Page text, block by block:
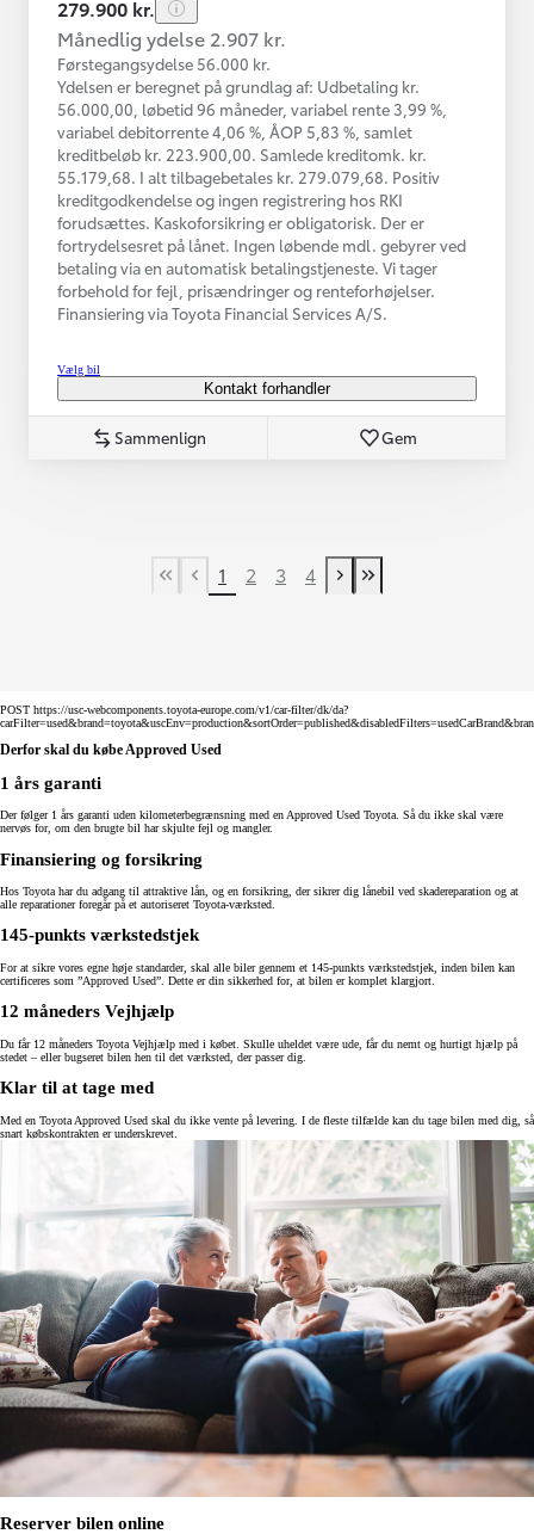
279.900 kr.
Månedlig ydelse 2.907 kr.
Førstegangsydelse 56.000 kr.
Ydelsen er beregnet på grundlag af: Udbetaling kr.
56.000,00, løbetid 96 måneder, variabel rente 3,99 %,
variabel debitorrente 4,06 %, ÅOP 5,83 %, samlet
kreditbeløb kr. 223.900,00. Samlede kreditomk. kr.
55.179,68. I alt tilbagebetales kr. 279.079,68. Positiv
kreditgodkendelse og ingen registrering hos RKI
forudsættes. Kaskoforsikring er obligatorisk. Der er
fortrydelsesret på lånet. Ingen løbende mdl. gebyrer ved
betaling via en automatisk betalingstjeneste. Vi tager
forbehold for fejl, prisændringer og renteforhøjelser.
Finansiering via Toyota Financial Services A/S.
Vælg bil
Kontakt forhandler
Sammenlign Gem
First Page
Tidligere side
1 2 3 4
Næste side
Last Page
POST https://usc-webcomponents.toyota-europe.com/v1/car-filter/dk/da?
Derfor skal du købe Approved Used
1 års garanti
Der følger 1 års garanti uden kilometerbegrænsning med en Approved Used Toyota. Så du ikke skal være
nervøs for, om den brugte bil har skjulte fejl og mangler.
Finansiering og forsikring
Hos Toyota har du adgang til attraktive lån, og en forsikring, der sikrer dig lånebil ved skadereparation og at
alle reparationer foregår på et autoriseret Toyota-værksted.
145-punkts værkstedstjek
For at sikre vores egne høje standarder, skal alle biler gennem et 145-punkts værkstedstjek, inden bilen kan
certificeres som ”Approved Used”. Dette er din sikkerhed for, at bilen er komplet klargjort.
12 måneders Vejhjælp
Du får 12 måneders Toyota Vejhjælp med i købet. Skulle uheldet være ude, får du nemt og hurtigt hjælp på
stedet – eller bugseret bilen hen til det værksted, der passer dig.
Klar til at tage med
Med en Toyota Approved Used skal du ikke vente på levering. I de fleste tilfælde kan du tage bilen med dig, så
snart købskontrakten er underskrevet.
Reserver bilen online